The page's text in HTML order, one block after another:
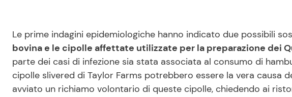
Le prime indagini epidemiologiche hanno indicato due possibili
bovina e le cipolle affettate utilizzate per la preparazione dei
parte dei casi di infezione sia stata associata al consumo di
cipolle slivered di Taylor Farms potrebbero essere la vera causa
avviato un richiamo volontario di queste cipolle, chiedendo ai